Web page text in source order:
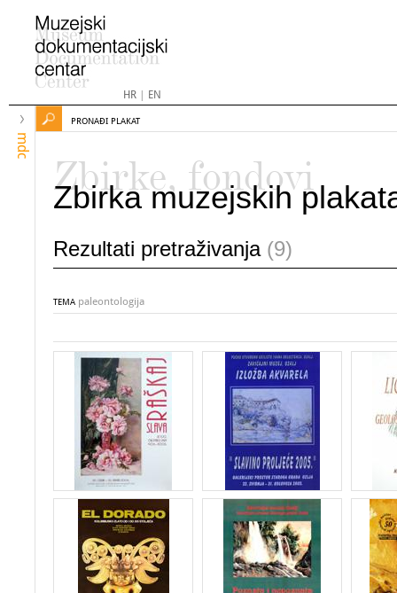
HR| EN
mdc
PRONAĐI PLAKAT
Zbirke, fondovi
Zbirka muzejskih
Rezultati pretraživanja (9)
TEMA paleontologija